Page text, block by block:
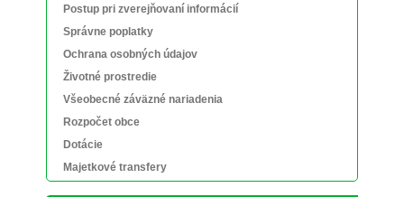
Postup pri zverejňovaní informácií
Správne poplatky
Ochrana osobných údajov
Životné prostredie
Všeobecné záväzné nariadenia
Rozpočet obce
Dotácie
Majetkové transfery